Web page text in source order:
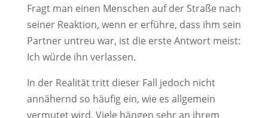
Fragt man einen Menschen auf der Straße nach
seiner Reaktion, wenn er erführe, dass ihm sein
Partner untreu war, ist die erste Antwort meist:
Ich würde ihn verlassen.
In der Realität tritt dieser Fall jedoch nicht
annähernd so häufig ein, wie es allgemein
vermutet wird. Viele hängen sehr an ihrem